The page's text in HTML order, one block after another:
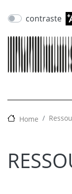
contraste
Home